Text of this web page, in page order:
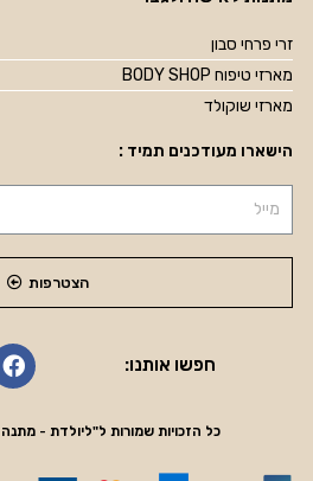
זרי פרחי סבון
מארזי טיפוח BODY SHOP
מארזי שוקולד
הישארו מעודכנים תמיד :
הצטרפות
חפשו אותנו:
כל הזכויות שמורות ל"ליולדת -